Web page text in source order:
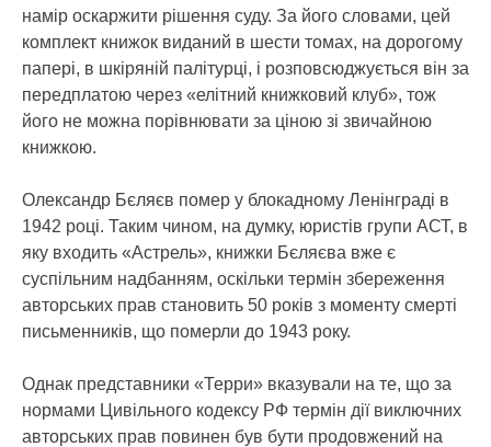
намір оскаржити рішення суду. За його словами, цей
комплект книжок виданий в шести томах, на дорогому
папері, в шкіряній палітурці, і розповсюджується він за
передплатою через «елітний книжковий клуб», тож
його не можна порівнювати за ціною зі звичайною
книжкою.
Олександр Бєляєв помер у блокадному Ленінграді в
1942 році. Таким чином, на думку, юристів групи АСТ, в
яку входить «Астрель», книжки Бєляєва вже є
суспільним надбанням, оскільки термін збереження
авторських прав становить 50 років з моменту смерті
письменників, що померли до 1943 року.
Однак представники «Терри» вказували на те, що за
нормами Цивільного кодексу РФ термін дії виключних
авторських прав повинен був бути продовжений на